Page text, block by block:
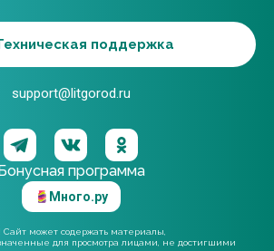
программа
Много.ру
может содержать материалы,
для просмотра лицами, не достигшими
поддержка
support@litgorod.ru